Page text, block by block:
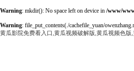
Warning: mkdir(): No space left on device in /www/
Warning: file_put_contents(./cachefile_yuan/
黄瓜影院免费看入口,黄瓜视频破解版,黄瓜视频色版